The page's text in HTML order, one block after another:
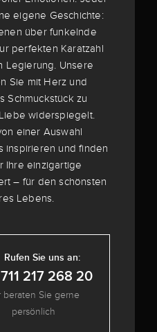
eigene Geschichte:
über funkelnde
perfekten Karatzahl
Legierung. Unsere
Sie mit Herz und
Schmuckstück zu
widerspiegelt.
einer Auswahl
inspirieren und finden
Ihre einzigartige
– für den schönsten
Lebens.
Rufen Sie uns an:
217 268 20
beraten Sie gerne
persönlich